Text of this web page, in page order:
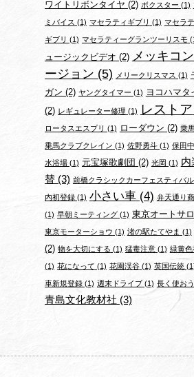
ワイトリボンタイヤ (2) ボクスター (1)
ミバイス (1) マセラティギブリ (1) マセラ
ギブリ (1) マセラティーグランツーリスモ
ュージックビデオ (2) メッキコ
ージョン (5) メリークリスマス (1)
ガン (2) ヤングタイマー (1) ヨコハマタ
(2) レギュレーター修理 (1) レストア
ロータスエスプリ (1) ローダウン (2) 乗
乗馬クラブクレイン (1) 佐野勇斗(1) 保田
水浴場(1) 元宝塚歌劇団 (2) 光岡 (1) 内
替 (3) 前橋クラシックカーフェスティバル
内初登録(1) 小さい車(4) 弁天通り
(1) 早朝ミーティング(1) 東京オートサ
東京モーターショウ (1) 渚の駅たてやま (1)
(2) 物を大切にする (1) 猛毒注意(1) 緑黄色
(1) 花になって (1) 花園渓谷(1) 英国伝統
車新規登録(1) 週末ドライブ(1) 長く使おう
青島文化教材社 (3)